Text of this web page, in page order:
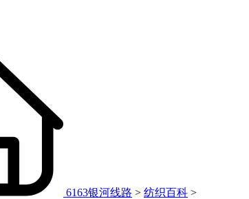
6163银河线路 > 纺织百科 >